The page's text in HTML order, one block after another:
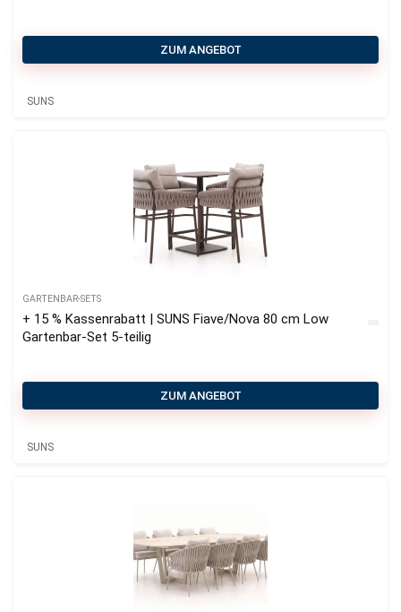
ZUM ANGEBOT
SUNS
GARTENBAR-SETS
+ 15 % Kassenrabatt | SUNS Fiave/Nova 80 cm Low
Gartenbar-Set 5-teilig
ZUM ANGEBOT
SUNS